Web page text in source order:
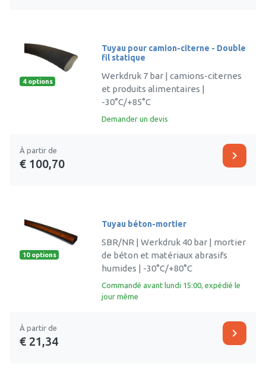
4 options
Tuyau pour camion-citerne - Double
fil statique
Werkdruk 7 bar | camions-citernes
et produits alimentaires |
-30°C/+85°C
Demander un devis
À partir de
€ 100,70
chevron_right
10 options
Tuyau béton-mortier
SBR/NR | Werkdruk 40 bar | mortier
de béton et matériaux abrasifs
humides | -30°C/+80°C
Commandé avant lundi 15:00, expédié le
jour même
À partir de
€ 21,34
chevron_right